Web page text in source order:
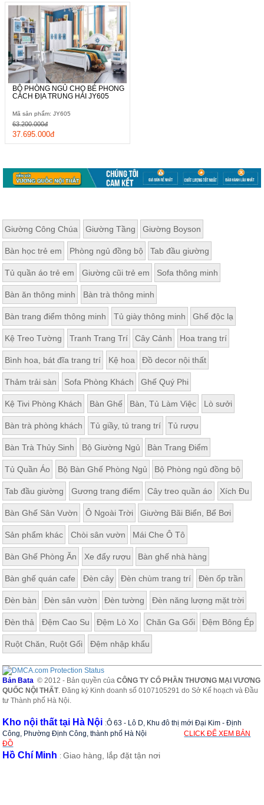
BỘ PHÒNG NGỦ CHO BÉ PHONG
CÁCH ĐỊA TRUNG HẢI JY605
Mã sản phẩm: JY605
37.695.000đ
63.200.000đ
Giường Công Chúa Giường Tầng Giường Boyson
Bàn học trẻ em Phòng ngủ đồng bộ Tab đầu giường
Tủ quần áo trẻ em Giường cũi trẻ em Sofa thông minh
Bàn ăn thông minh Bàn trà thông minh
Bàn trang điểm thông minh Tủ giày thông minh Ghế độc lạ
Kệ Treo Tường Tranh Trang Trí Cây Cảnh Hoa trang trí
Bình hoa, bát đĩa trang trí Kệ hoa Đồ decor nội thất
Thảm trải sàn Sofa Phòng Khách Ghế Quý Phi
Kệ Tivi Phòng Khách Bàn Ghế Bàn, Tủ Làm Việc Lò sưởi
Bàn trà phòng khách Tủ giầy, tủ trang trí Tủ rượu
Bàn Trà Thủy Sinh Bộ Giường Ngủ Bàn Trang Điểm
Tủ Quần Áo Bộ Bàn Ghế Phòng Ngủ Bộ Phòng ngủ đồng bộ
Tab đầu giường Gương trang điểm Cây treo quần áo Xích Đu
Bàn Ghế Sân Vườn Ô Ngoài Trời Giường Bãi Biển, Bể Bơi
Sản phẩm khác Chòi sân vườn Mái Che Ô Tô
Bàn Ghế Phòng Ăn Xe đẩy rượu Bàn ghế nhà hàng
Bàn ghế quán cafe Đèn cây Đèn chùm trang trí Đèn ốp trần
Đèn bàn Đèn sân vườn Đèn tường Đèn năng lượng mặt trời
Đèn thả Đệm Cao Su Đệm Lò Xo Chăn Ga Gối Đệm Bông Ép
Ruột Chăn, Ruột Gối Đệm nhập khẩu
Bản Bata © 2012 - Bản quyền củaCÔNG TY CỔ PHẦN THƯƠNG MẠI VƯƠNG
QUỐC NỘI THẤT. Đăng ký Kinh doanh số 0107105291 do Sở Kế hoạch và Đầu
tư Thành phố Hà Nội.
Kho nội thất tại Hà Nội :Ô 63 - Lô D, Khu đô thị mới Đại Kim - Định
Công, Phường Định Công, thành phố Hà Nội
CLICK ĐỂ XEM BẢN
ĐỒ
Hồ Chí Minh :Giao hàng, lắp đặt tận nơi